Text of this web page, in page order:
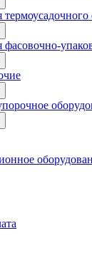
фасовочно-